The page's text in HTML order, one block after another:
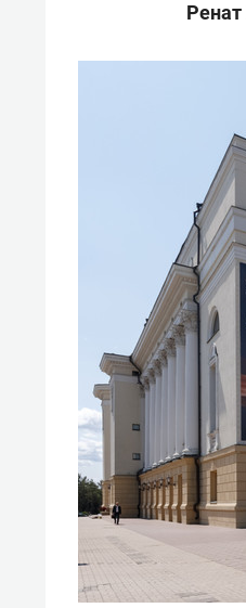
Оставить шум